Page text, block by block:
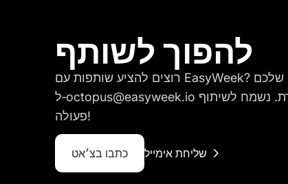
להפוך לשותף
רוצים להציע שותפות עם EasyWeek? אנא שלחו לנו את ההצעה שלכם
ל‑octopus@easyweek.io או צרו איתנו קשר בכל דרך אחרת. נשמח לשיתוף
פעולה!
כתבו בצ׳אט שליחת אימייל